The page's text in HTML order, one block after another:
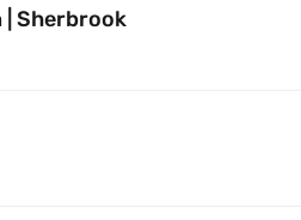
| Sherbrook